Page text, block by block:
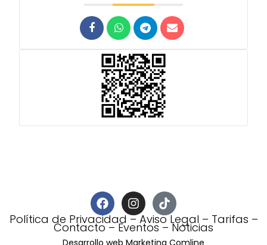
Política de Privacidad–Aviso Legal – Tarifas –
Contacto–Eventos–Noticias